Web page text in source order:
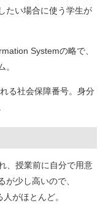
たい場合に使う学生が
Systemの略で、
。
る社会保障番号。身分
、授業前に自分で用意
が少し高いので、
がほとんど。